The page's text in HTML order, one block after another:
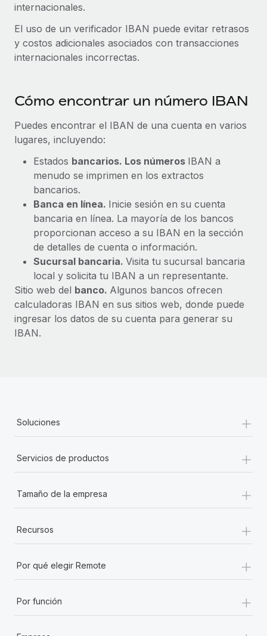
Pento se convierte en un empleador equitativo
Gestionar las nóminas internamente es complicado. Tardas
Más información
internacionales.
El uso de un verificador IBAN puede evitar retrasos
y costos adicionales asociados con transacciones
internacionales incorrectas.
Cómo encontrar un número IBAN
Puedes encontrar el IBAN de una cuenta en varios
lugares, incluyendo:
Estados bancarios. Los números IBAN a
menudo se imprimen en los extractos
bancarios.
Banca en línea. Inicie sesión en su cuenta
bancaria en línea. La mayoría de los bancos
proporcionan acceso a su IBAN en la sección
de detalles de cuenta o información.
Sucursal bancaria. Visita tu sucursal bancaria
local y solicita tu IBAN a un representante.
Sitio web del banco. Algunos bancos ofrecen
calculadoras IBAN en sus sitios web, donde puede
ingresar los datos de su cuenta para generar su
IBAN.
Soluciones +
Servicios de productos +
Tamaño de la empresa +
Recursos +
Por qué elegir Remote +
Por función +